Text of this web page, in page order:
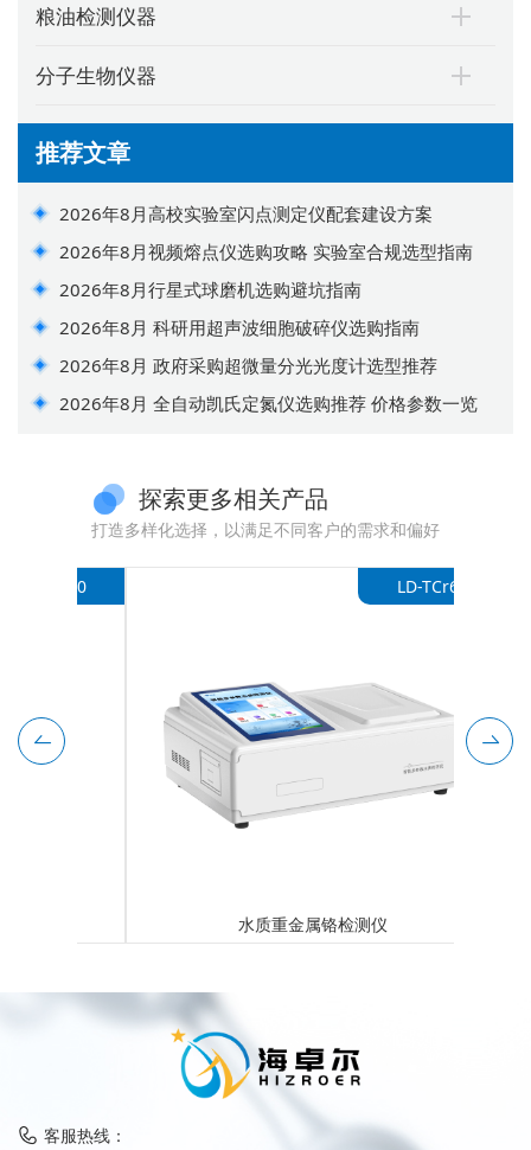
粮油检测仪器
分子生物仪器
推荐文章
2026年8月高校实验室闪点测定仪配套建设方案
2026年8月视频熔点仪选购攻略 实验室合规选型指南
2026年8月行星式球磨机选购避坑指南
2026年8月 科研用超声波细胞破碎仪选购指南
2026年8月 政府采购超微量分光光度计选型推荐
2026年8月 全自动凯氏定氮仪选购推荐 价格参数一览
探索更多相关产品
打造多样化选择，以满足不同客户的需求和偏好
水质重金属铬检测仪
LD-TCr6
客服热线：